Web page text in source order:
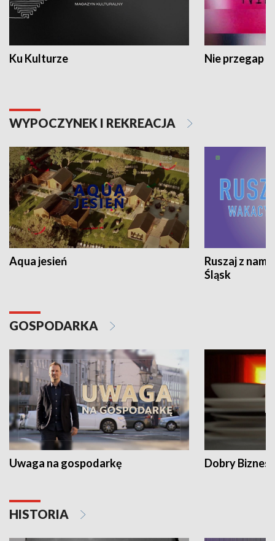
Ku Kulturze Nie przegap
WYPOCZYNEK I REKREACJA
Aqua jesień
Ruszaj z
Śląsk
GOSPODARKA
Uwaga na gospodarkę Dobry Biznes
HISTORIA